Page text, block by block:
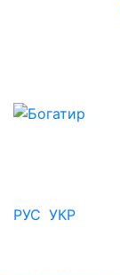
РУС УКР